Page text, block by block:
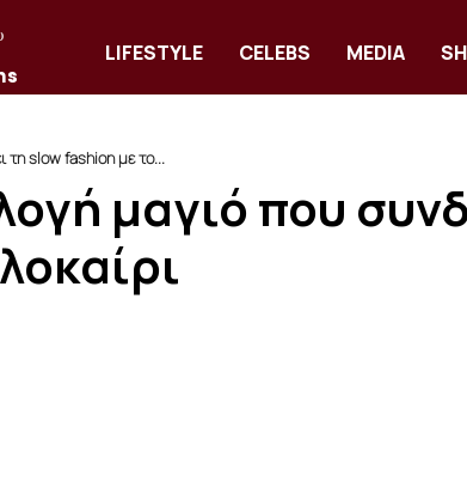
LIFESTYLE CELEBS MEDIA
τη slow fashion με το...
μαγιό που